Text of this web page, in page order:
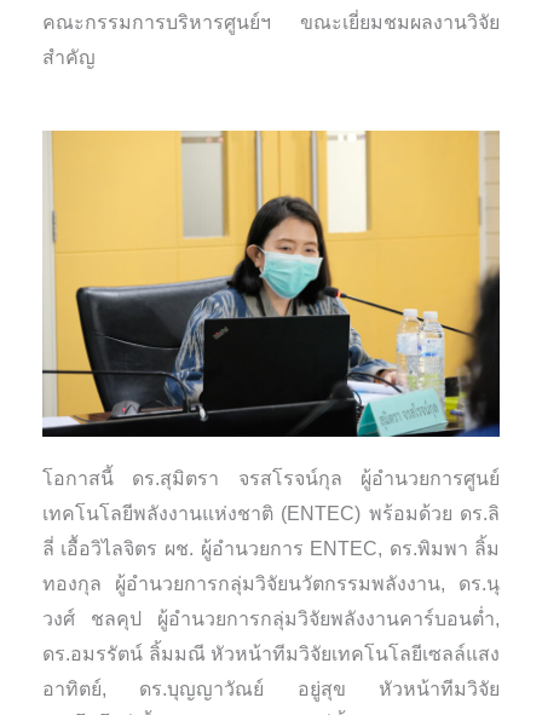
คณะกรรมการบริหารศูนย์ฯ ขณะเยี่ยมชมผลงานวิจัย
สำคัญ
โอกาสนี้ ดร.สุมิตรา จรสโรจน์กุล ผู้อำนวยการศูนย์
เทคโนโลยีพลังงานแห่งชาติ (ENTEC) พร้อมด้วย ดร.ลิ
ลี่ เอื้อวิไลจิตร ผช. ผู้อำนวยการ ENTEC, ดร.พิมพา ลิ้ม
ทองกุล ผู้อำนวยการกลุ่มวิจัยนวัตกรรมพลังงาน, ดร.นุ
วงศ์ ชลคุป ผู้อำนวยการกลุ่มวิจัยพลังงานคาร์บอนต่ำ,
ดร.อมรรัตน์ ลิ้มมณี หัวหน้าทีมวิจัยเทคโนโลยีเซลล์แสง
อาทิตย์, ดร.บุญญาวัณย์ อยู่สุข หัวหน้าทีมวิจัย